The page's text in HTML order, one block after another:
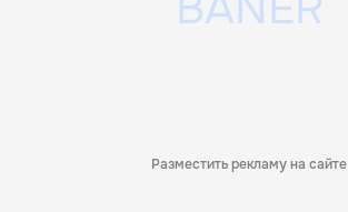
Разместить рекламу на сайте